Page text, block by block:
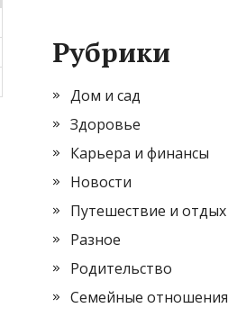
Рубрики
Дом и сад
Здоровье
Карьера и финансы
Новости
Путешествие и отдых
Разное
Родительство
Семейные отношения